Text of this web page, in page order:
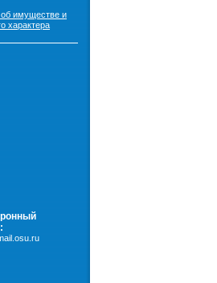
имуществе и
характера